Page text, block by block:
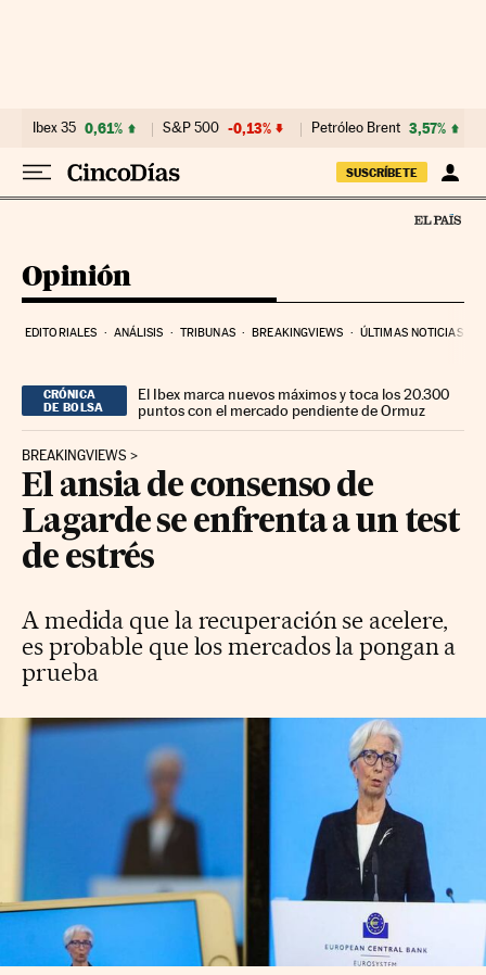
Ibex 35 0,61% S&P 500 -0,13% Petróleo Brent 3,57%
SUSCRÍBETE
Opinión
EDITORIALES ANÁLISIS TRIBUNAS BREAKINGVIEWS ÚLTIMAS NOTICIAS
CRÓNICA
DE BOLSA
El Ibex marca nuevos máximos y toca los 20.300
puntos con el mercado pendiente de Ormuz
BREAKINGVIEWS
El ansia de consenso de
Lagarde se enfrenta a un test
de estrés
A medida que la recuperación se acelere,
es probable que los mercados la pongan a
prueba